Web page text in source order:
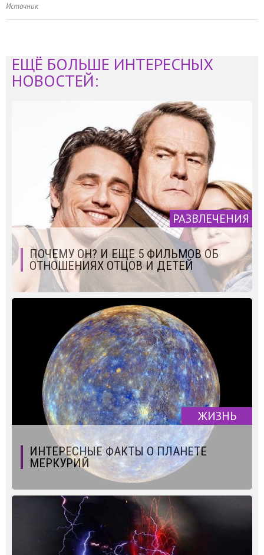
Источник
ЕЩЁ БОЛЬШЕ ИНТЕРЕСНЫХ
НОВОСТЕЙ:
РАЗВЛЕЧЕНИЯ
ПОЧЕМУ ОН? И ЕЩЕ 5 ФИЛЬМОВ ОБ
ОТНОШЕНИЯХ ОТЦОВ И ДЕТЕЙ
ЖИЗНЬ
ИНТЕРЕСНЫЕ ФАКТЫ О ПЛАНЕТЕ
МЕРКУРИЙ